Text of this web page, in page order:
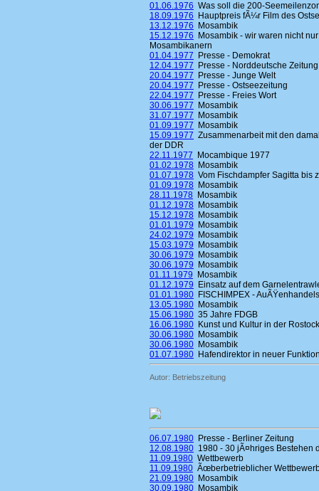
01.06.1976 Was soll die 200-
18.09.1976 Hauptpreis fÃ¼r Film des
13.12.1976 Mosambik
15.12.1976 Mosambik - wir waren nicht
Mosambikanern
01.04.1977 Presse - Demokrat
12.04.1977 Presse - Norddeutsche Zeitung
20.04.1977 Presse - Junge Welt
20.04.1977 Presse - Ostseezeitung
22.04.1977 Presse - Freies Wort
30.06.1977 Mosambik
31.07.1977 Mosambik
01.09.1977 Mosambik
15.09.1977 Zusammenarbeit mit den
der DDR
22.11.1977 Mocambique 1977
01.02.1978 Mosambik
01.07.1978 Vom Fischdampfer Sagitta bis
01.09.1978 Mosambik
28.11.1978 Mosambik
01.12.1978 Mosambik
15.12.1978 Mosambik
01.01.1979 Mosambik
24.02.1979 Mosambik
15.03.1979 Mosambik
30.06.1979 Mosambik
30.06.1979 Mosambik
01.11.1979 Mosambik
01.12.1979 Einsatz auf dem
01.01.1980 FISCHIMPEX -
13.05.1980 Mosambik
15.06.1980 35 Jahre FDGB
16.06.1980 Kunst und Kultur in der
30.06.1980 Mosambik
30.06.1980 Mosambik
01.07.1980 Hafendirektor in neuer
Autor: Betriebszeitung
06.07.1980 Presse - Berliner Zeitung
12.08.1980 1980 - 30 jÃ¤hriges Bestehen
11.09.1980 Wettbewerb
11.09.1980 Ãœberbetrieblicher
21.09.1980 Mosambik
30.09.1980 Mosambik